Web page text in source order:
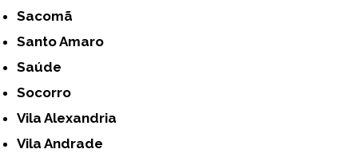
Sacomã
Santo Amaro
Saúde
Socorro
Vila Alexandria
Vila Andrade